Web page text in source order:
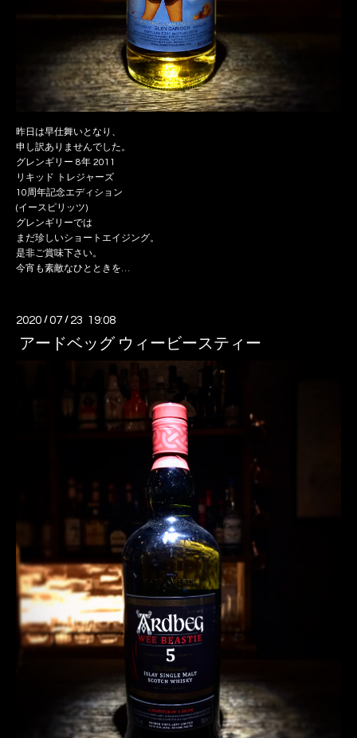
昨日は早仕舞いとなり、
申し訳ありませんでした。
グレンギリー 8年 2011
リキッド トレジャーズ
10周年記念エディション
(イースピリッツ)
グレンギリーでは
まだ珍しいショートエイジング。
是非ご賞味下さい。
今宵も素敵なひとときを…
2020 /07 / 23 19:08
アードベッグ ウィービースティー